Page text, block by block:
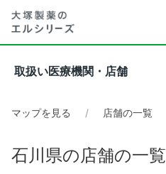
取扱い医療機関・店舗
マップを見る 店舗の一覧
石川県の店舗の一覧